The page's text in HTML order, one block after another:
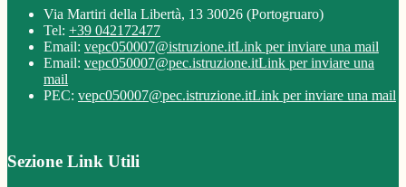
Via Martiri della Libertà, 13 30026 (Portogruaro)
Tel: +39 042172477
Email: vepc050007@istruzione.itLink per inviare una mail
Email: vepc050007@pec.istruzione.itLink per inviare una
mail
PEC: vepc050007@pec.istruzione.itLink per inviare una mail
Sezione Link Utili